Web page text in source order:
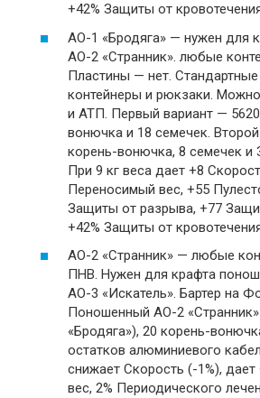
+42% Защиты от
АО-1 «Бродяга» — нужен для
АО-2 «Странник». любые
Пластины — нет.
контейнеры и рюкзаки.
и АТП. Первый вариант —
вонючка и 18 семечек.
корень-вонючка, 8 семечек и
При 9 кг веса дает +8
Переносимый вес, +55
Защиты от разрыва, +77
+42% Защиты от
АО-2 «Странник» — любые
ПНВ. Нужен для крафта
АО-3 «Искатель». Бартер на
Поношенный АО-2
«Бродяга»), 20 корень-
остатков алюминиевого
снижает Скорость (-1%),
вес, 2% Периодического